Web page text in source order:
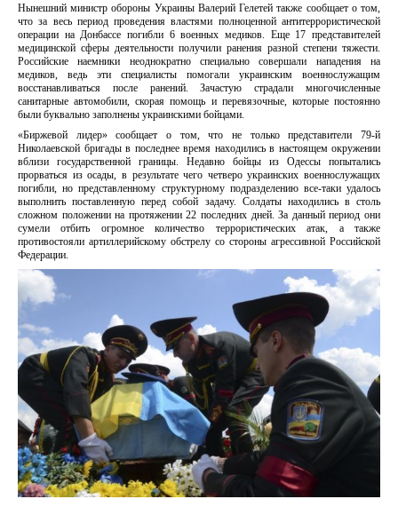
Нынешний министр обороны Украины Валерий Гелетей также сообщает о том,
что за весь период проведения властями полноценной антитеррористической
операции на Донбассе погибли 6 военных медиков. Еще 17 представителей
медицинской сферы деятельности получили ранения разной степени тяжести.
Российские наемники неоднократно специально совершали нападения на
медиков, ведь эти специалисты помогали украинским военнослужащим
восстанавливаться после ранений. Зачастую страдали многочисленные
санитарные автомобили, скорая помощь и перевязочные, которые постоянно
были буквально заполнены украинскими бойцами.
«Биржевой лидер» сообщает о том, что не только представители 79-й
Николаевской бригады в последнее время находились в настоящем окружении
вблизи государственной границы. Недавно бойцы из Одессы попытались
прорваться из осады, в результате чего четверо украинских военнослужащих
погибли, но представленному структурному подразделению все-таки удалось
выполнить поставленную перед собой задачу. Солдаты находились в столь
сложном положении на протяжении 22 последних дней. За данный период они
сумели отбить огромное количество террористических атак, а также
противостояли артиллерийскому обстрелу со стороны агрессивной Российской
Федерации.